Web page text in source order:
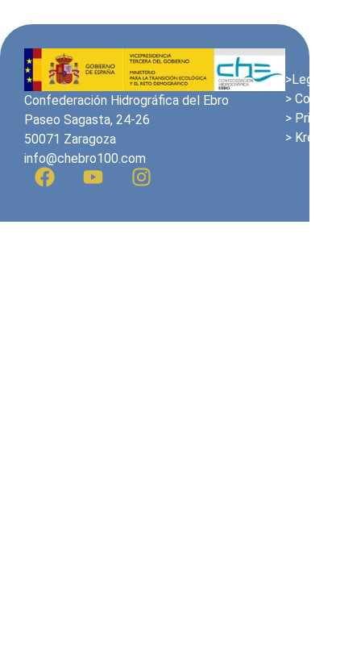
Confederación Hidrográfica del Ebro
Paseo Sagasta, 24-26
50071 Zaragoza
info@chebro100.com
>Lege Oharra
> Cookien
>
> Kredituak